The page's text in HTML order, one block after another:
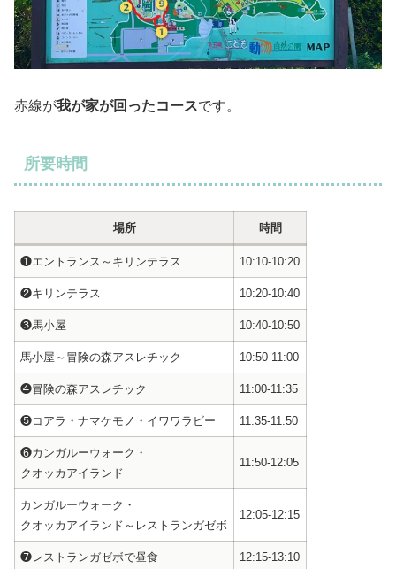
赤線が我が家が回ったコースです。
所要時間
場所 時間
❶エントランス～キリンテラス 10:10-10:20
❷キリンテラス 10:20-10:40
❸馬小屋 10:40-10:50
馬小屋～冒険の森アスレチック 10:50-11:00
❹冒険の森アスレチック 11:00-11:35
❺コアラ・ナマケモノ・イワワラビー 11:35-11:50
❻カンガルーウォーク・
クオッカアイランド
11:50-12:05
カンガルーウォーク・
クオッカアイランド～レストランガゼボ
12:05-12:15
❼レストランガゼボで昼食 12:15-13:10